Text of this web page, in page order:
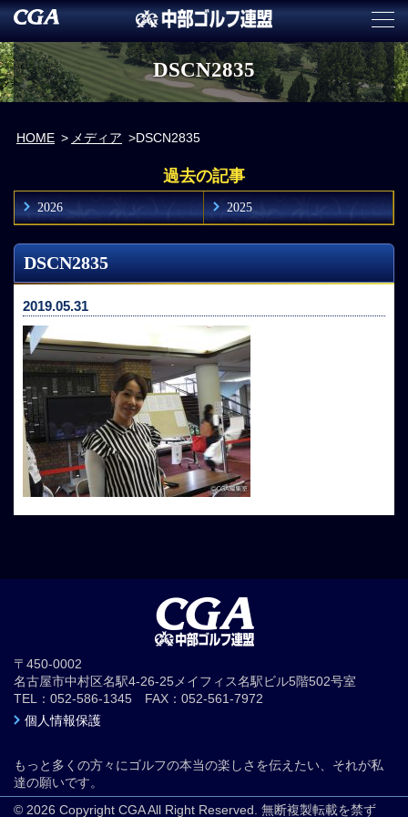
DSCN2835
HOME メディア DSCN2835
過去の記事
2026 2025
DSCN2835
2019.05.31
〒450-0002
名古屋市中村区名駅4-26-25メイフィス名駅ビル5階502号室
TEL：052-586-1345 FAX：052-561-7972
個人情報保護
もっと多くの方々にゴルフの本当の楽しさを伝えたい、それが私
達の願いです。
© 2026 Copyright CGA All Right Reserved. 無断複製転載を禁ず